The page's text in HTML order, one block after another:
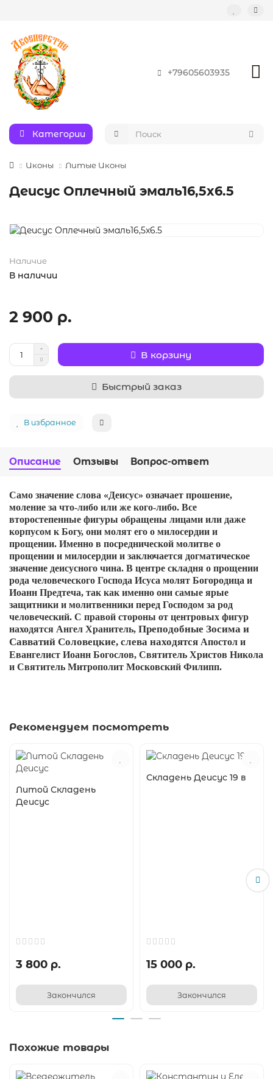
+79605603935
Категории
Иконы Литые Иконы
Деисус Оплечный эмаль16,5x6.5
Наличие
В наличии
2 900 р.
В корзину
Быстрый заказ
В избранное
Описание Отзывы Вопрос-ответ
Само значение слова «Деисус» означает прошение,
моление за что-либо или же кого-либо. Все
второстепенные фигуры обращены лицами или даже
корпусом к Богу, они молят его о милосердии и
прощении. Именно в посреднической молитве о
прощении и милосердии и заключается догматическое
значение деисусного чина. В центре складня о прощении
рода человеческого Господа Исуса молят Богородица и
Иоанн Предтеча, так как именно они самые ярые
защитники и молитвенники перед Господом за род
человеческий. С правой стороны от центровых фигур
находятся Ангел Хранитель, Преподобные Зосима и
Савватий Соловецкие, слева находятся Апостол и
Евангелист Иоанн Богослов, Святитель Христов Никола
и Святитель Митрополит Московский Филипп.
Рекомендуем посмотреть
Литой Складень
Деисус
3 800 р.
Закончился
Складень Деисус 19 в
15 000 р.
Закончился
Похожие товары